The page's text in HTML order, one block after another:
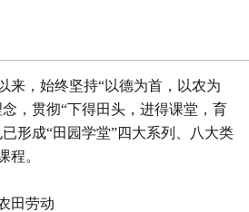
来，始终坚持“以德为首，以农为
，贯彻“下得田头，进得课堂，育
形成“田园学堂”四大系列、八大类
程。
田劳动